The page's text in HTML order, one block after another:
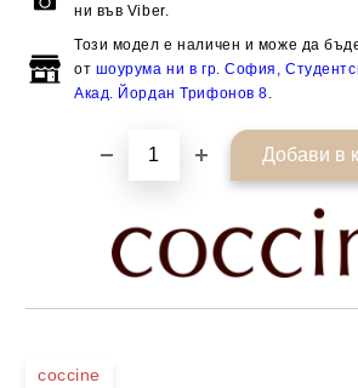
ни във Viber.
Този модел е наличен и може да
от шоурума ни в гр. София,
Акад. Йордан Трифонов 8
coccine